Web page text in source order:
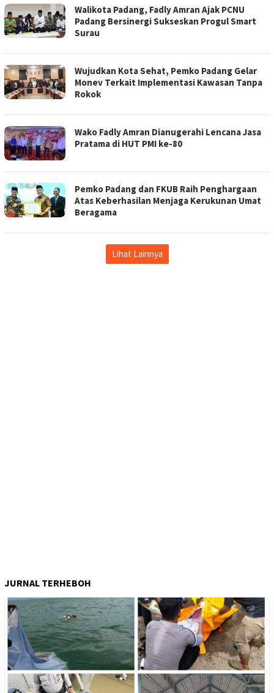
Walikota Padang, Fadly Amran Ajak PCNU
Padang Bersinergi Sukseskan Progul Smart
Surau
Wujudkan Kota Sehat, Pemko Padang Gelar
Monev Terkait Implementasi Kawasan Tanpa
Rokok
Wako Fadly Amran Dianugerahi Lencana Jasa
Pratama di HUT PMI ke-80
Pemko Padang dan FKUB Raih Penghargaan
Atas Keberhasilan Menjaga Kerukunan Umat
Beragama
Lihat Lainnya
JURNAL TERHEBOH